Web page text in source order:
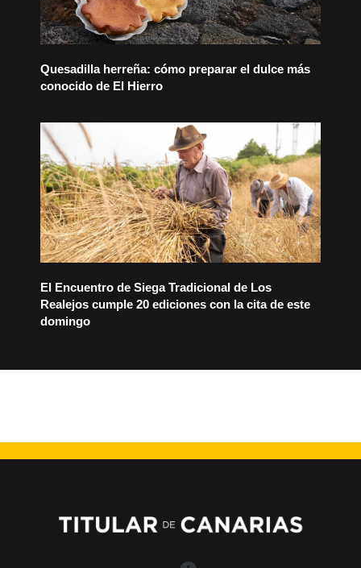
Quesadilla herreña: cómo preparar el dulce más
conocido de El Hierro
El Encuentro de Siega Tradicional de Los
Realejos cumple 20 ediciones con la cita de este
domingo